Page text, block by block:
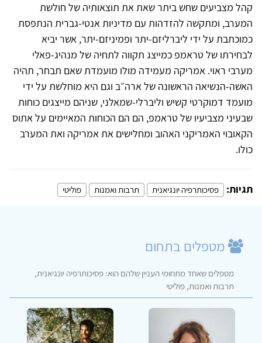
קהל מצביעים שחש ביתר שאת את תוצאותיה של חולשת
המערב, ומתקשה להזדהות עם מדיניות אנטי-גברית הנתפסת
כמוכתבת על ידי ליברליזם-יתר ופמיניזם-יתר, אשר יביא
לבחירתו של טראמפ כמייצג תקווה לתחיה של מנהיג-פאלי
מערבי ראוי. אמריקה מעמידה מולו מועמדת שאם תבחר, תהיה
האשה-הנשיאה הראשונה של ארה״ב וגם היא מוחלשת על ידי
מועמד דמוקרטי קשיש וליברלי-שמאלני, שניהם מייצגים כוחות
שבעיני מצביעיו של טראמפ, הם הם הכוחות המאיימים על אתוס
הקאובוי האמריקני האהוב ומחלישים את אמריקה ואת המערב
כולו.
תגיות: פסיכותרפיה יונגיאנית תרבות ואמנות פוליטי
מטפלים בתחום
מטפלים שאחד מתחומי העניין שלהם הוא: פסיכותרפיה יונגיאנית,
תרבות ואמנות, פוליטי